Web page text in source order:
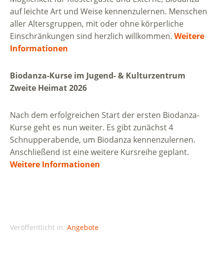
auf leichte Art und Weise kennenzulernen. Menschen
aller Altersgruppen, mit oder ohne körperliche
Einschränkungen sind herzlich willkommen. Weitere
Informationen
Biodanza-Kurse im Jugend- & Kulturzentrum
Zweite Heimat 2026
Nach dem erfolgreichen Start der ersten Biodanza-
Kurse geht es nun weiter. Es gibt zunächst 4
Schnupperabende, um Biodanza kennenzulernen.
Anschließend ist eine weitere Kursreihe geplant.
Weitere Informationen
Veröffentlicht in: Angebote